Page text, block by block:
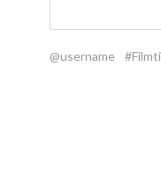
@username